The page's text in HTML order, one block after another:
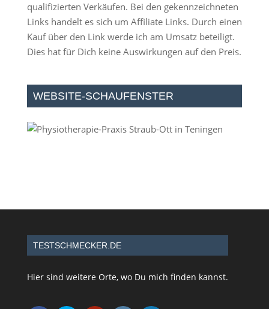
qualifizierten Verkäufen. Bei den gekennzeichneten
Links handelt es sich um Affiliate Links. Durch einen
Kauf über den Link werde ich am Umsatz beteiligt.
Dies hat für Dich keine Auswirkungen auf den Preis.
WEBSITE-SCHAUFENSTER
TESTSCHMECKER.DE
Hier sind weitere Orte, wo Du mich finden kannst.